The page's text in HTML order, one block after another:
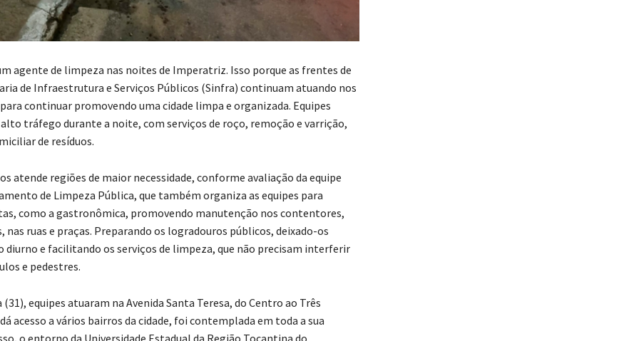
agente de limpeza nas noites de Imperatriz. Isso porque as frentes de
de Infraestrutura e Serviços Públicos (Sinfra) continuam atuando nos
continuar promovendo uma cidade limpa e organizada. Equipes
tráfego durante a noite, com serviços de roço, remoção e varrição,
de resíduos.
atende regiões de maior necessidade, conforme avaliação da equipe
de Limpeza Pública, que também organiza as equipes para
como a gastronômica, promovendo manutenção nos contentores,
nas ruas e praças. Preparando os logradouros públicos, deixado-os
diurno e facilitando os serviços de limpeza, que não precisam interferir
e pedestres.
equipes atuaram na Avenida Santa Teresa, do Centro ao Três
acesso a vários bairros da cidade, foi contemplada em toda a sua